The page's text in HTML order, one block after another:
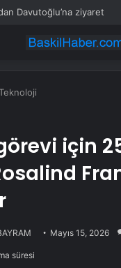
Davutoğlu’na ziyaret
için
Mayıs 15, 2026
süresi